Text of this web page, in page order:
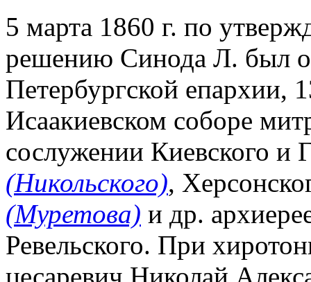
5 марта 1860 г. по
решению Синода Л. был
Петербургской епархии,
Исаакиевском соборе
сослужении Киевского и
(Никольского),
(Муретова) и др.
Ревельского. При
цесаревич Николай